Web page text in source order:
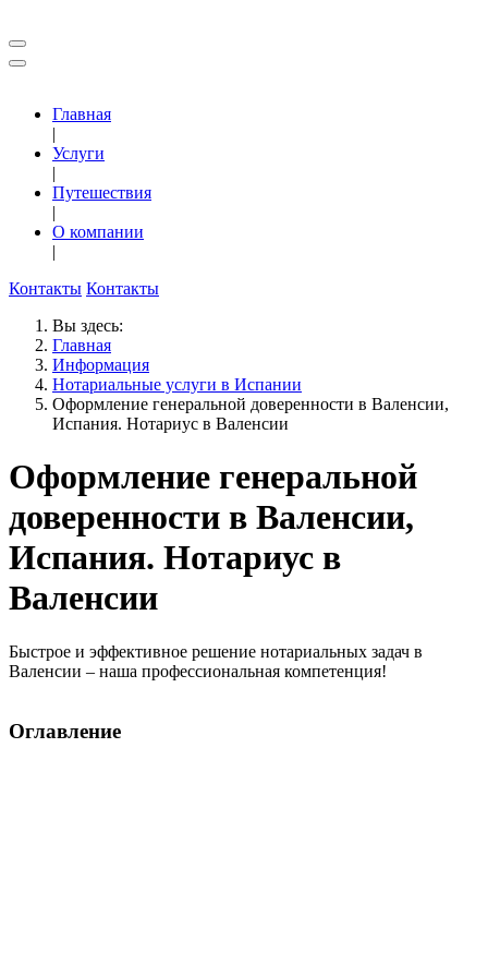
Главная
|
Услуги
|
Путешествия
|
О компании
|
Контакты Контакты
Вы здесь:
Главная
Информация
Нотариальные услуги в Испании
Оформление генеральной доверенности в Валенсии,
Испания. Нотариус в Валенсии
Оформление генеральной
доверенности в Валенсии,
Испания. Нотариус в
Валенсии
Быстрое и эффективное решение нотариальных задач в
Валенсии – наша профессиональная компетенция!
Оглавление